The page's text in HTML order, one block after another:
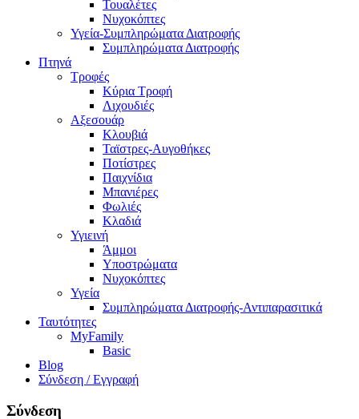
Τουαλέτες
Νυχοκόπτες
Υγεία-Συμπληρώματα Διατροφής
Συμπληρώματα Διατροφής
Πτηνά
Τροφές
Κύρια Τροφή
Λιχουδιές
Αξεσουάρ
Κλουβιά
Ταϊστρες-Αυγοθήκες
Ποτίστρες
Παιχνίδια
Μπανιέρες
Φωλιές
Κλαδιά
Υγιεινή
Άμμοι
Υποστρώματα
Νυχοκόπτες
Υγεία
Συμπληρώματα Διατροφής-Αντιπαρασιτικά
Ταυτότητες
MyFamily
Basic
Blog
Σύνδεση / Εγγραφή
Σύνδεση